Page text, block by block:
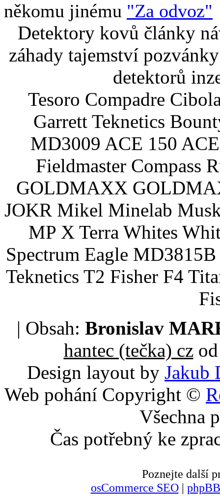
někomu jinému "Za odvoz"
Detektory kovů články
záhady tajemství
detektorů
Tesoro Compadre
Garrett Teknetics
MD3009 ACE 150
Fieldmaster Compass
GOLDMAXX
JOKR Mikel Minelab
MP X Terra Whites
Spectrum Eagle
Teknetics T2 Fisher F4
| Obsah: Bronislav
hantec (tečka) czod
Design layout by Jakub
Web pohání Copyright ©
Všechna
Čas potřebný ke
Poznejte další
osCommerce SEO|